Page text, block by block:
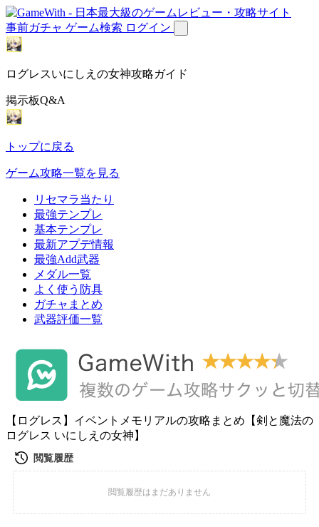
事前ガチャ ゲーム検索 ログイン
ログレスいにしえの女神攻略ガイド
掲示板Q&A
トップに戻る
ゲーム攻略一覧を見る
リセマラ当たり
最強テンプレ
基本テンプレ
最新アプデ情報
最強Add武器
メダル一覧
よく使う防具
ガチャまとめ
武器評価一覧
【ログレス】イベントメモリアルの攻略まとめ【剣と魔法の
ログレス いにしえの女神】